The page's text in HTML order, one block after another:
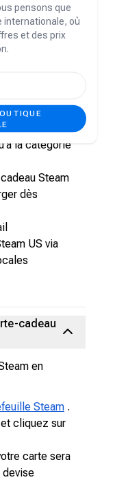
Steam
acheter votre
la catégorie
Steam
dès
US via
cadeau
en
Steam .
cliquez sur
carte sera
devise
pensons que
internationale, où
et des prix